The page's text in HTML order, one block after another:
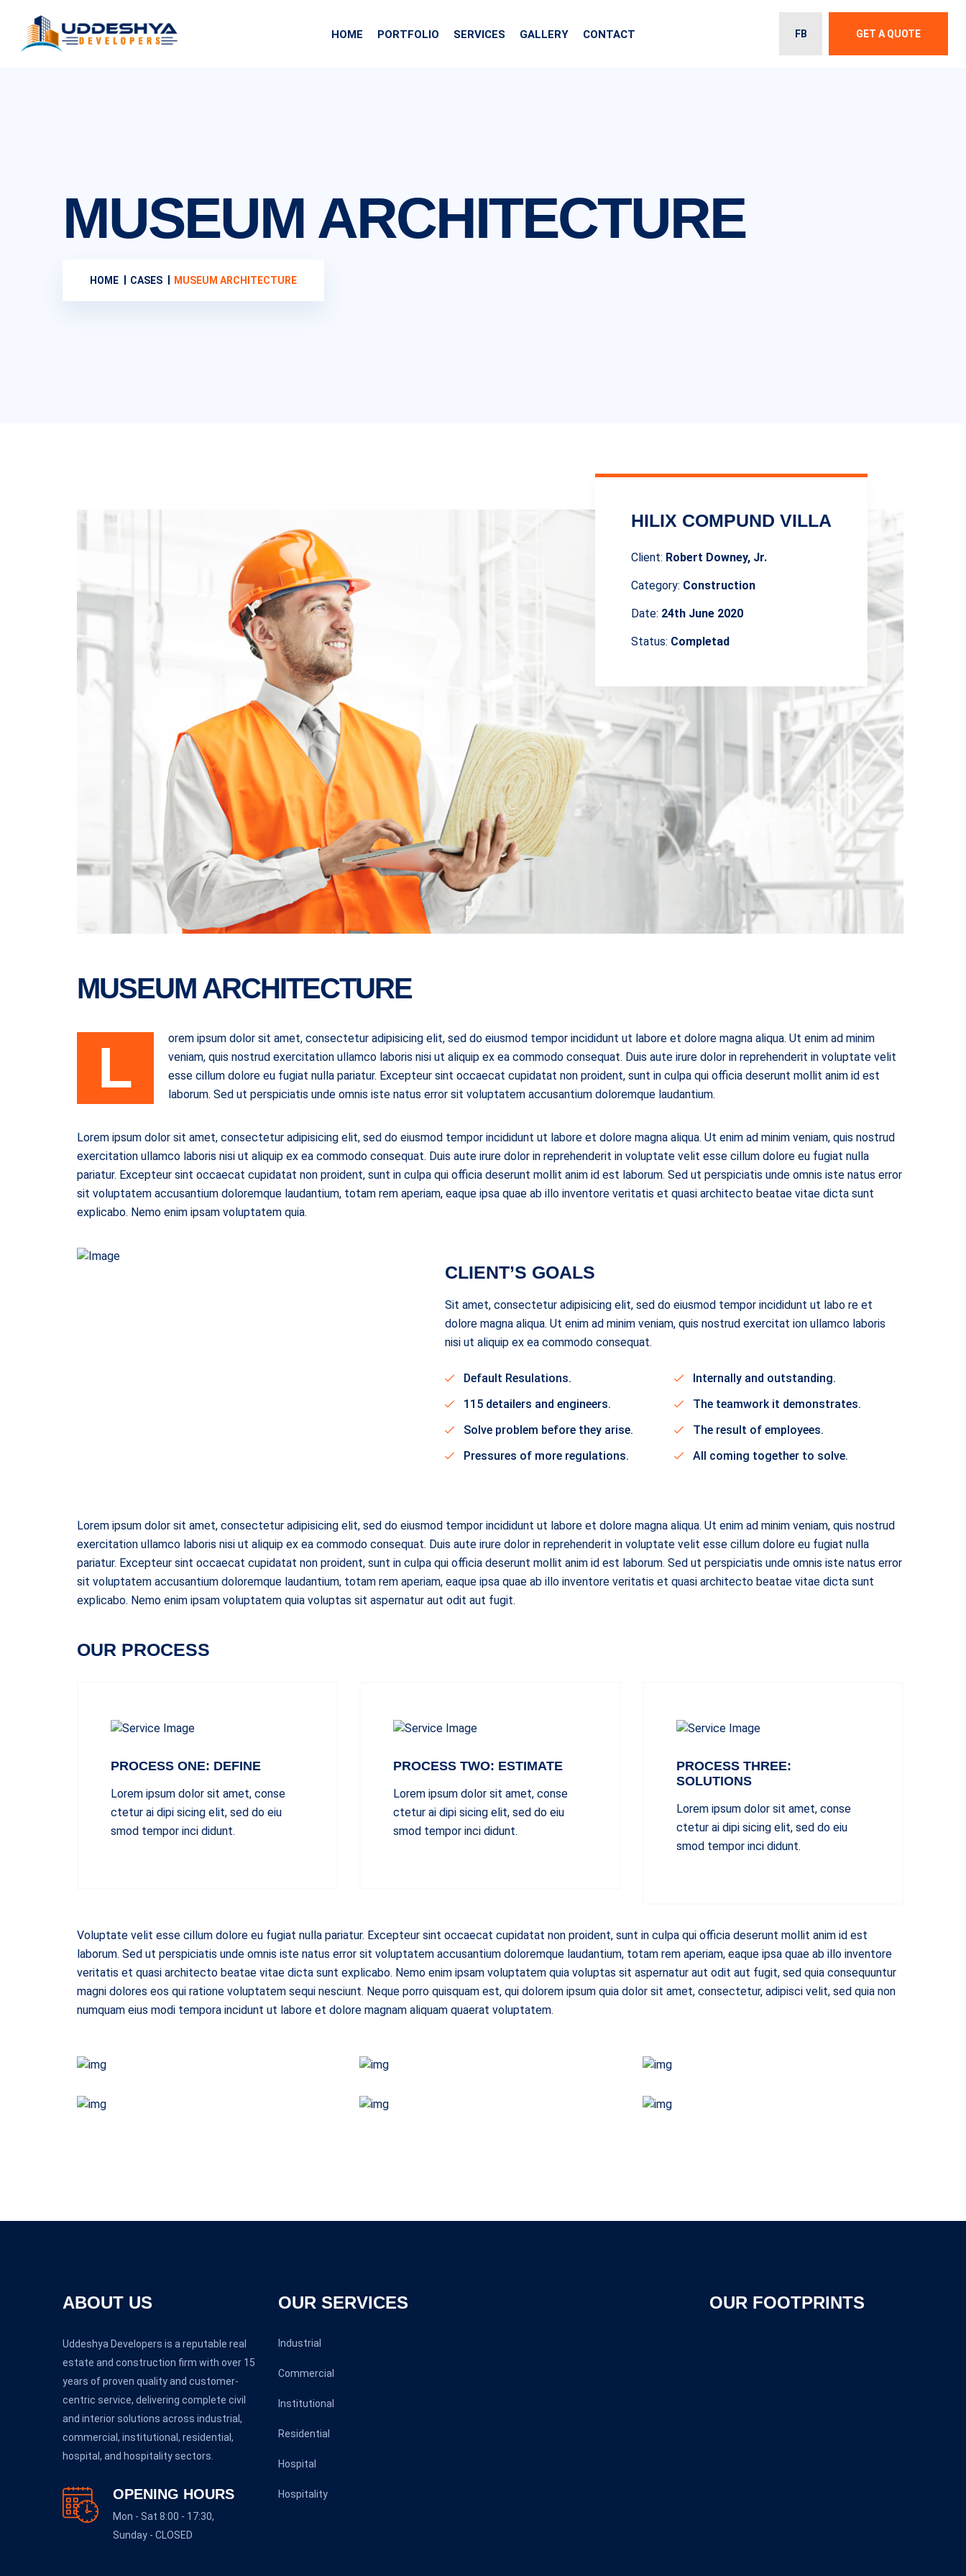
HOME PORTFOLIO SERVICES GALLERY CONTACT FB GET A QUOTE
MUSEUM ARCHITECTURE
HOME CASES MUSEUM ARCHITECTURE
HILIX COMPUND VILLA
Client: Robert Downey, Jr.
Category: Construction
Date: 24th June 2020
Status: Completad
MUSEUM ARCHITECTURE
L
orem ipsum dolor sit amet, consectetur adipisicing elit, sed do eiusmod tempor incididunt ut labore et dolore magna aliqua. Ut enim ad minim
veniam, quis nostrud exercitation ullamco laboris nisi ut aliquip ex ea commodo consequat. Duis aute irure dolor in reprehenderit in voluptate velit
esse cillum dolore eu fugiat nulla pariatur. Excepteur sint occaecat cupidatat non proident, sunt in culpa qui officia deserunt mollit anim id est
laborum. Sed ut perspiciatis unde omnis iste natus error sit voluptatem accusantium doloremque laudantium.
Lorem ipsum dolor sit amet, consectetur adipisicing elit, sed do eiusmod tempor incididunt ut labore et dolore magna aliqua. Ut enim ad minim veniam, quis nostrud
exercitation ullamco laboris nisi ut aliquip ex ea commodo consequat. Duis aute irure dolor in reprehenderit in voluptate velit esse cillum dolore eu fugiat nulla
pariatur. Excepteur sint occaecat cupidatat non proident, sunt in culpa qui officia deserunt mollit anim id est laborum. Sed ut perspiciatis unde omnis iste natus error
sit voluptatem accusantium doloremque laudantium, totam rem aperiam, eaque ipsa quae ab illo inventore veritatis et quasi architecto beatae vitae dicta sunt
explicabo. Nemo enim ipsam voluptatem quia.
CLIENT’S GOALS
Sit amet, consectetur adipisicing elit, sed do eiusmod tempor incididunt ut labo re et
dolore magna aliqua. Ut enim ad minim veniam, quis nostrud exercitat ion ullamco laboris
nisi ut aliquip ex ea commodo consequat.
Default Resulations.
Internally and outstanding.
115 detailers and engineers.
The teamwork it demonstrates.
Solve problem before they arise.
The result of employees.
Pressures of more regulations.
All coming together to solve.
Lorem ipsum dolor sit amet, consectetur adipisicing elit, sed do eiusmod tempor incididunt ut labore et dolore magna aliqua. Ut enim ad minim veniam, quis nostrud
exercitation ullamco laboris nisi ut aliquip ex ea commodo consequat. Duis aute irure dolor in reprehenderit in voluptate velit esse cillum dolore eu fugiat nulla
pariatur. Excepteur sint occaecat cupidatat non proident, sunt in culpa qui officia deserunt mollit anim id est laborum. Sed ut perspiciatis unde omnis iste natus error
sit voluptatem accusantium doloremque laudantium, totam rem aperiam, eaque ipsa quae ab illo inventore veritatis et quasi architecto beatae vitae dicta sunt
explicabo. Nemo enim ipsam voluptatem quia voluptas sit aspernatur aut odit aut fugit.
OUR PROCESS
PROCESS ONE: DEFINE
Lorem ipsum dolor sit amet, conse
ctetur ai dipi sicing elit, sed do eiu
smod tempor inci didunt.
PROCESS TWO: ESTIMATE
Lorem ipsum dolor sit amet, conse
ctetur ai dipi sicing elit, sed do eiu
smod tempor inci didunt.
PROCESS THREE:
SOLUTIONS
Lorem ipsum dolor sit amet, conse
ctetur ai dipi sicing elit, sed do eiu
smod tempor inci didunt.
Voluptate velit esse cillum dolore eu fugiat nulla pariatur. Excepteur sint occaecat cupidatat non proident, sunt in culpa qui officia deserunt mollit anim id est
laborum. Sed ut perspiciatis unde omnis iste natus error sit voluptatem accusantium doloremque laudantium, totam rem aperiam, eaque ipsa quae ab illo inventore
veritatis et quasi architecto beatae vitae dicta sunt explicabo. Nemo enim ipsam voluptatem quia voluptas sit aspernatur aut odit aut fugit, sed quia consequuntur
magni dolores eos qui ratione voluptatem sequi nesciunt. Neque porro quisquam est, qui dolorem ipsum quia dolor sit amet, consectetur, adipisci velit, sed quia non
numquam eius modi tempora incidunt ut labore et dolore magnam aliquam quaerat voluptatem.
ABOUT US
Uddeshya Developers is a reputable real
estate and construction firm with over 15
years of proven quality and customer-
centric service, delivering complete civil
and interior solutions across industrial,
commercial, institutional, residential,
hospital, and hospitality sectors.
OPENING HOURS
Mon - Sat 8:00 - 17:30,
Sunday - CLOSED
OUR SERVICES
Industrial
Commercial
Institutional
Residential
Hospital
Hospitality
OUR FOOTPRINTS